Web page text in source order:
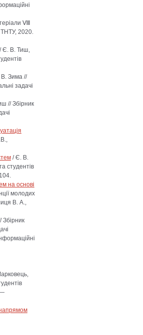
Ⅷ
ТНТУ, 2020.
/ Є. В. Тиш,
Зима //
задачі
// Збірник
/ Є. В.
студентів
на основі
молодих
В. А.,
—
напрямом